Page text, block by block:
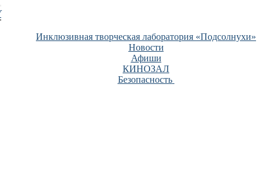
Инклюзивная творческая лаборатория «Подсолнухи»
Новости
Афиши
КИНОЗАЛ
Безопасность